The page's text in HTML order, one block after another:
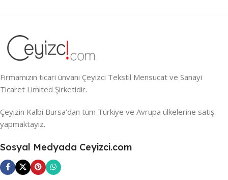
Firmamızın ticari ünvanı Çeyizci Tekstil Mensucat ve Sanayi
Ticaret Limited Şirketidir.
Çeyizin Kalbi Bursa’dan tüm Türkiye ve Avrupa ülkelerine satış
yapmaktayız.
Sosyal Medyada Ceyizci.com